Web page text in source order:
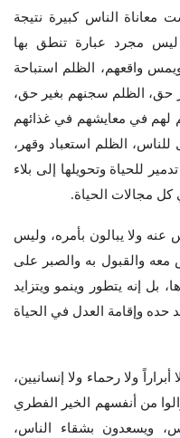
معاناة الناس كبيرة نتيجة
ليس مجرد عبارة تنطق بها
واقعهم، الظلم استباحة
حق، الظلم سجنهم بغير حق،
لهم في معايشهم في غذائهم
الظلم استعباد وقهر،
للحياة وتحويلها إلى بلاء
مجالات الحياة.
عنه ولا يبالون بأمره، وليس
معه والقبول به والصبر على
بل إنه يتطور وينمو ويتزايد
حده وإقامة العدل في الحياة
ولا رحماء ولا إنسانيين،
من أنفسهم الخير الفطري
ويسعدون بشقاء الناس،